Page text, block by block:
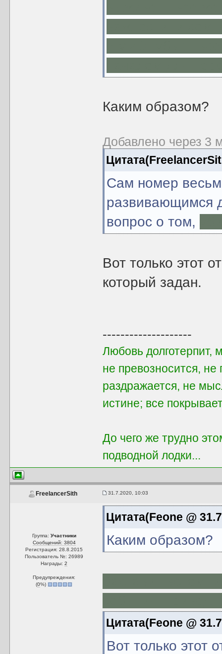
Каким образом?
Добавлено через 3
Сам номер
развивающимся
вопрос о том,
Вот только этот
который задан.
--------------------
Любовь долготерпит,
не превозносится, не
раздражается, не
истине; все
До чего же трудно
подводной лодки...
FreelancerSith 31.7.2020, 10:03
Группа: Участники
Сообщений: 3804
Регистрация: 28.8.2015
Пользователь №: 26989
Награды:2
Предупреждения:
(0%)
Цитата(Feone @
Каким образом?
Цитата(Feone @
Вот только этот